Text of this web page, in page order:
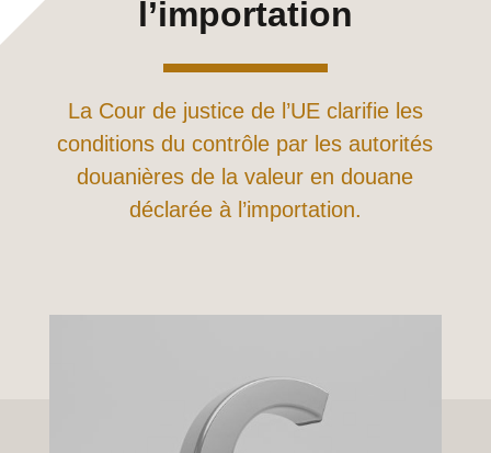
l’importation
La Cour de justice de l’UE clarifie les
conditions du contrôle par les autorités
douanières de la valeur en douane
déclarée à l’importation.